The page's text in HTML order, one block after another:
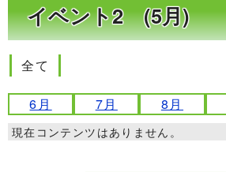
イベント2 (5月)
全て
6月 7月 8月
現在コンテンツはありません。